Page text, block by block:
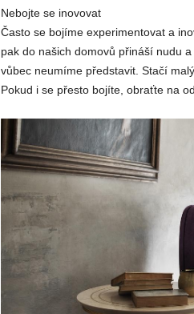
Nebojte se inovovat
Často se bojíme experimentovat a
pak do našich domovů přináší nudu
vůbec neumíme představit. Stačí
Pokud i se přesto bojíte, obraťte na